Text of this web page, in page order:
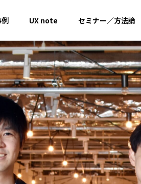
UX note セミナー／方法論